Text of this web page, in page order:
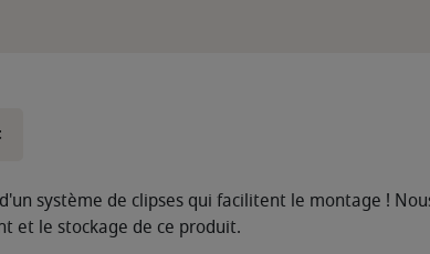
système de clipses qui facilitent le montage !
et le stockage de ce produit.